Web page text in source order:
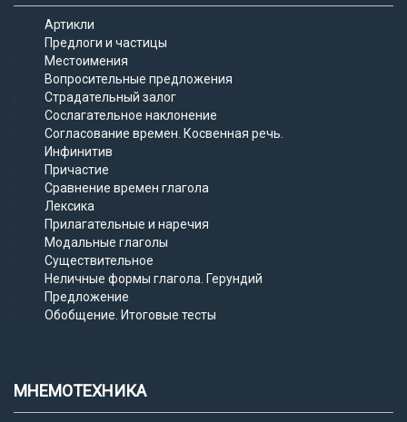
Артикли
Предлоги и частицы
Местоимения
Вопросительные предложения
Страдательный залог
Сослагательное наклонение
Согласование времен. Косвенная речь.
Инфинитив
Причастие
Сравнение времен глагола
Лексика
Прилагательные и наречия
Модальные глаголы
Существительное
Неличные формы глагола. Герундий
Предложение
Обобщение. Итоговые тесты
МНЕМОТЕХНИКА